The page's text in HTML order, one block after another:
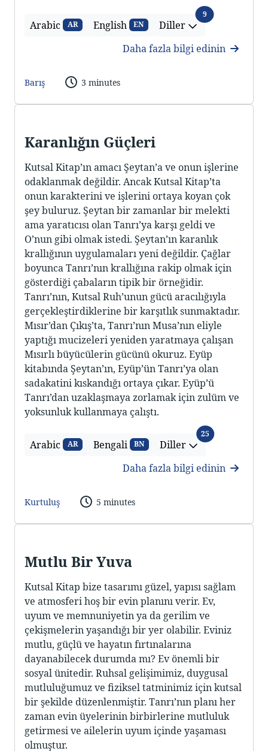
Arabic AR English EN Diller
9Diller
Daha fazla bilgi edinin
Barış 3 minutes
Karanlığın Güçleri
Kutsal Kitap’ın amacı Şeytan’a ve onun işlerine
odaklanmak değildir. Ancak Kutsal Kitap’ta
onun karakterini ve işlerini ortaya koyan çok
şey buluruz. Şeytan bir zamanlar bir melekti
ama yaratıcısı olan Tanrı’ya karşı geldi ve
O’nun gibi olmak istedi. Şeytan’ın karanlık
krallığının uygulamaları yeni değildir. Çağlar
boyunca Tanrı’nın krallığına rakip olmak için
gösterdiği çabaların tipik bir örneğidir.
Tanrı’nın, Kutsal Ruh’unun gücü aracılığıyla
gerçekleştirdiklerine bir karşıtlık sunmaktadır.
Mısır’dan Çıkış’ta, Tanrı’nın Musa’nın eliyle
yaptığı mucizeleri yeniden yaratmaya çalışan
Mısırlı büyücülerin gücünü okuruz. Eyüp
kitabında Şeytan’ın, Eyüp’ün Tanrı’ya olan
sadakatini kıskandığı ortaya çıkar. Eyüp’ü
Tanrı’dan uzaklaşmaya zorlamak için zulüm ve
yoksunluk kullanmaya çalıştı.
Arabic AR Bengali BN Diller
25 Diller
Daha fazla bilgi edinin
Kurtuluş 5 minutes
Mutlu Bir Yuva
Kutsal Kitap bize tasarımı güzel, yapısı sağlam
ve atmosferi hoş bir evin planını verir. Ev,
uyum ve memnuniyetin ya da gerilim ve
çekişmelerin yaşandığı bir yer olabilir. Eviniz
mutlu, güçlü ve hayatın fırtınalarına
dayanabilecek durumda mı? Ev önemli bir
sosyal ünitedir. Ruhsal gelişimimiz, duygusal
mutluluğumuz ve fiziksel tatminimiz için kutsal
bir şekilde düzenlenmiştir. Tanrı’nın planı her
zaman evin üyelerinin birbirlerine mutluluk
getirmesi ve ailelerin uyum içinde yaşaması
olmuştur.